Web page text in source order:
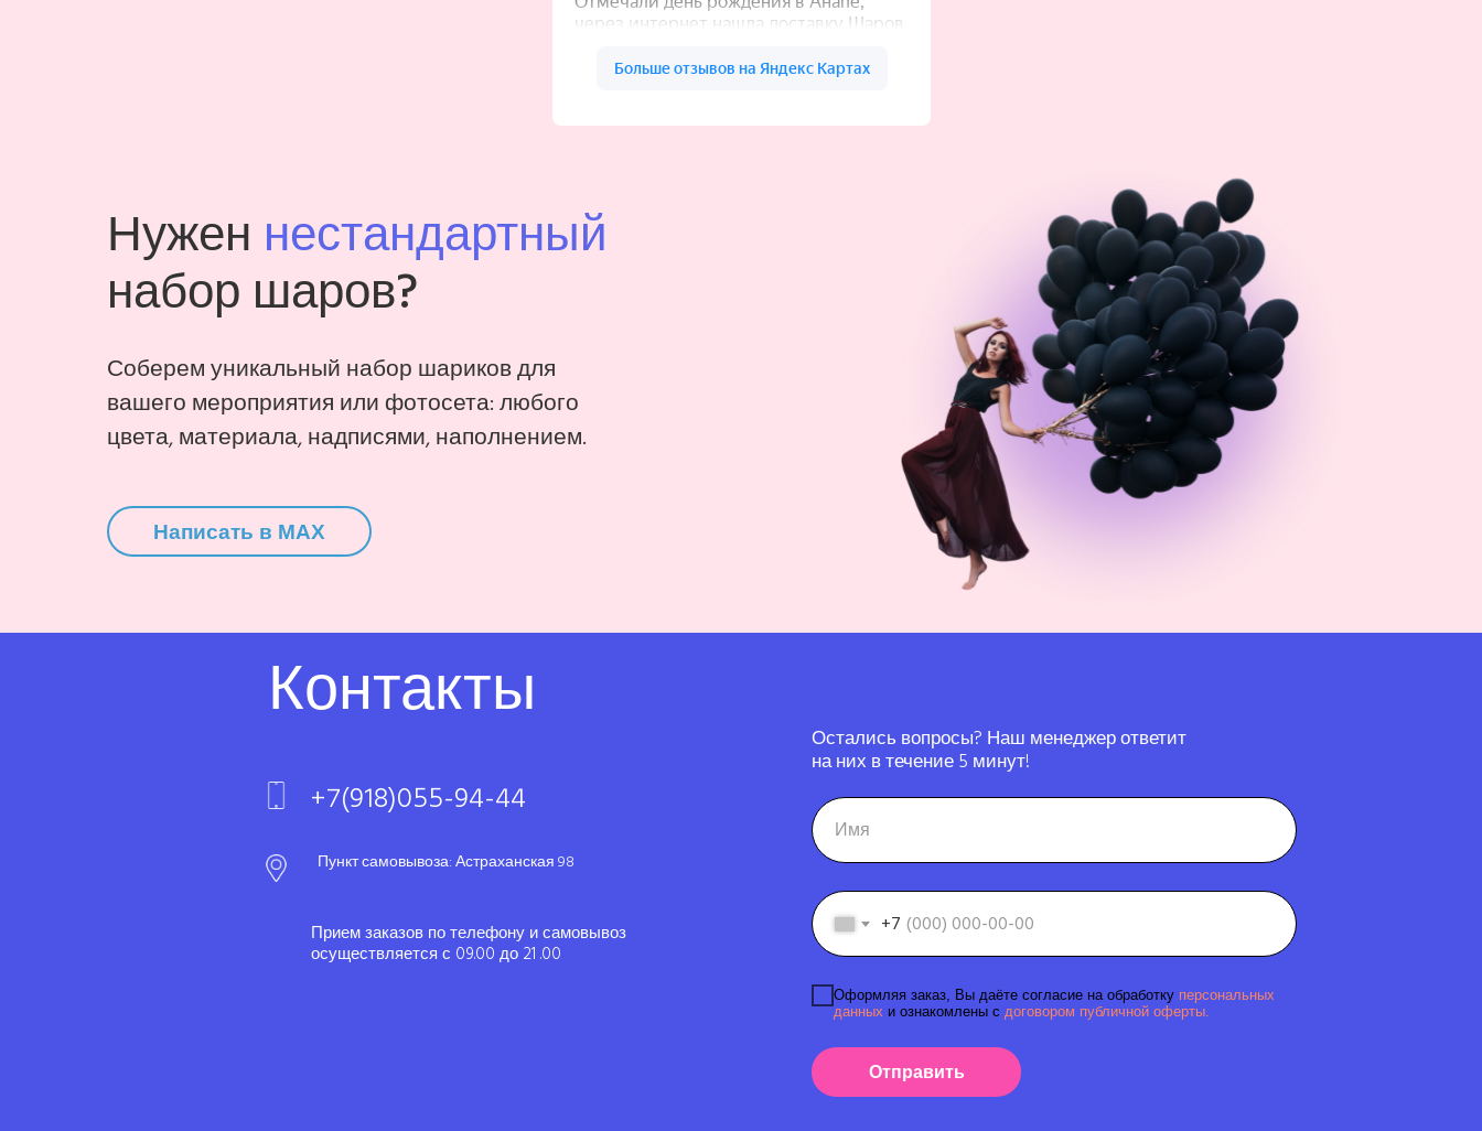
Нужен нестандартный
набор шаров?
Соберем уникальный набор шариков для
вашего мероприятия или фотосета: любого
цвета, материала, надписями, наполнением.
Написать в MAX
+7
Оформляя заказ, Вы даёте согласие на обработку персональных
данных и ознакомлены с договором публичной оферты.
Отправить
Контакты
Пункт самовывоза: Астраханская 98
+7(918)055-94-44
Прием заказов по телефону и самовывоз
осуществляется с 09.00 до 21 .00
Остались вопросы? Наш менеджер ответит
на них в течение 5 минут!